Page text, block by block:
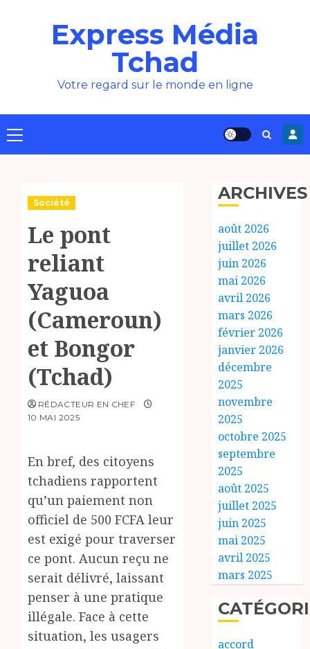
Express Média
Tchad
Votre regard sur le monde en ligne
Menu
principal
Société
Le pont
reliant
Yaguoa
(Cameroun)
et Bongor
(Tchad)
RÉDACTEUR EN CHEF
10 MAI 2025
En bref, des citoyens
tchadiens rapportent
qu’un paiement non
officiel de 500 FCFA leur
est exigé pour traverser
ce pont. Aucun reçu ne
serait délivré, laissant
penser à une pratique
illégale. Face à cette
situation, les usagers
ARCHIVES
août 2026
juillet 2026
juin 2026
mai 2026
avril 2026
mars 2026
février 2026
janvier 2026
décembre
2025
novembre
2025
octobre 2025
septembre
2025
août 2025
juillet 2025
juin 2025
mai 2025
avril 2025
mars 2025
accord